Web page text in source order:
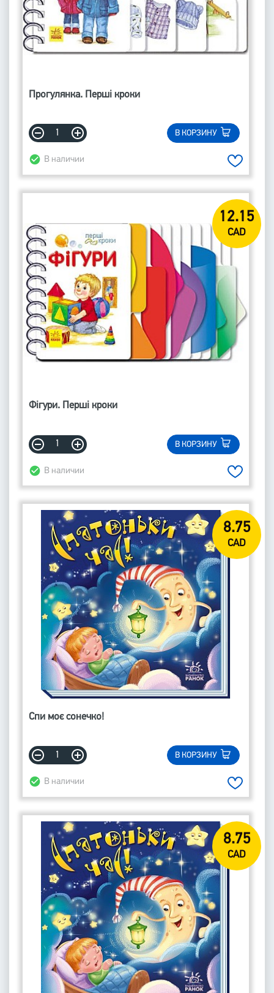
Прогулянка. Перші кроки
В КОРЗИНУ
В наличии
12.15
CAD
Фігури. Перші кроки
В КОРЗИНУ
В наличии
8.75
CAD
Спи моє сонечко!
В КОРЗИНУ
В наличии
8.75
CAD